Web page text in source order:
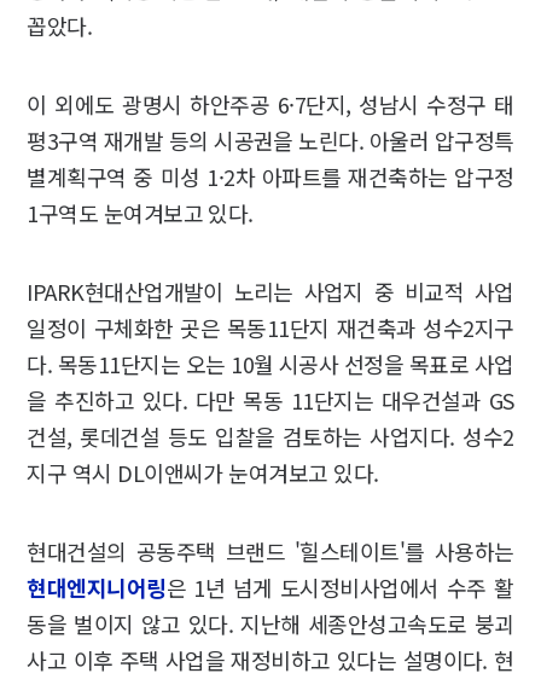
꼽았다.
이 외에도 광명시 하안주공 6·7단지, 성남시 수정구 태
평3구역 재개발 등의 시공권을 노린다. 아울러 압구정특
별계획구역 중 미성 1·2차 아파트를 재건축하는 압구정
1구역도 눈여겨보고 있다.
IPARK현대산업개발이 노리는 사업지 중 비교적 사업
일정이 구체화한 곳은 목동11단지 재건축과 성수2지구
다. 목동11단지는 오는 10월 시공사 선정을 목표로 사업
을 추진하고 있다. 다만 목동 11단지는 대우건설과 GS
건설, 롯데건설 등도 입찰을 검토하는 사업지다. 성수2
지구 역시 DL이앤씨가 눈여겨보고 있다.
현대건설의 공동주택 브랜드 '힐스테이트'를 사용하는
현대엔지니어링은 1년 넘게 도시정비사업에서 수주 활
동을 벌이지 않고 있다. 지난해 세종안성고속도로 붕괴
사고 이후 주택 사업을 재정비하고 있다는 설명이다. 현